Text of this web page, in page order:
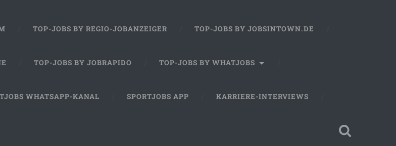
TOP-JOBS BY REGIO-JOBANZEIGER TOP-JOBS BY JOBSINTOWN.DE
TOP-JOBS BY JOBRAPIDO TOP-JOBS BY WHATJOBS
WHATSAPP-KANAL SPORTJOBS APP KARRIERE-INTERVIEWS